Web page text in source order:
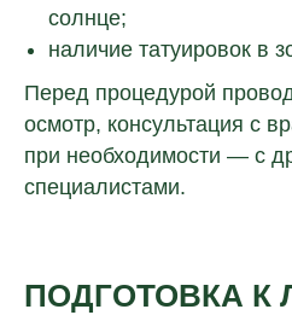
солнце;
наличие татуировок в
Перед процедурой
осмотр, консультация с
при необходимости — с
специалистами.
ПОДГОТОВКА К